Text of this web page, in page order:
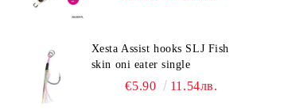
Xesta Assist hooks SLJ Fish
skin oni eater single
€5.90 11.54лв.